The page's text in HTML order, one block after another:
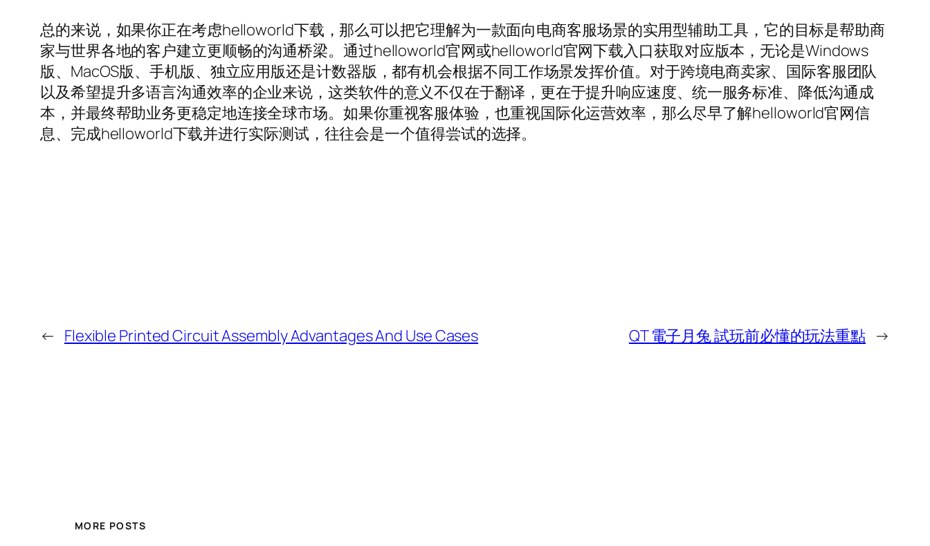
总的来说，如果你正在考虑helloworld下载，那么可以把它理解为一款面向电商客服场景的实用型辅助工具，它的目标是帮助商
家与世界各地的客户建立更顺畅的沟通桥梁。通过helloworld官网或helloworld官网下载入口获取对应版本，无论是Windows
版、MacOS版、手机版、独立应用版还是计数器版，都有机会根据不同工作场景发挥价值。对于跨境电商卖家、国际客服团队
以及希望提升多语言沟通效率的企业来说，这类软件的意义不仅在于翻译，更在于提升响应速度、统一服务标准、降低沟通成
本，并最终帮助业务更稳定地连接全球市场。如果你重视客服体验，也重视国际化运营效率，那么尽早了解helloworld官网信
息、完成helloworld下载并进行实际测试，往往会是一个值得尝试的选择。
← Flexible Printed Circuit Assembly Advantages And Use Cases QT 電子月兔 試玩前必懂的玩法重點 →
MORE POSTS